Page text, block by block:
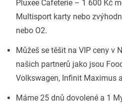
Pluxee Cafeterie – 1 600 Kč
Multisport karty nebo
nebo O2.
Můžeš se těšit na VIP ceny v
našich partnerů jako jsou
Volkswagen, Infinit Maximus
Máme 25 dnů dovolené a 1